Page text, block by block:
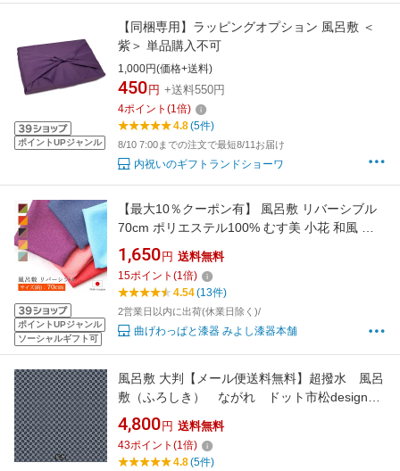
ポイントUPジャンル
【同梱専用】ラッピングオプション 風呂敷 ＜
紫＞ 単品購入不可
1,000円(価格+送料)
450 円 +送料550円
4ポイント (1倍)
4.8(5件)
8/10 7:00までの注文で最短8/11お届け
内祝いのギフトランドショーワ
ポイントUPジャンル
ソーシャルギフト可
【最大10％クーポン有】 風呂敷 リバーシブル
70cm ポリエステル100% むす美 小花 和風 お
弁当包み 送料無料
1,650 円 送料無料
15ポイント (1倍)
4.54(13件)
2営業日以内に出荷(休業日除く)/
曲げわっぱと漆器 みよし漆器本舗
風呂敷 大判【メール便送料無料】超撥水 風呂
敷（ふろしき） ながれ ドット市松designed
by 朝倉染布(株)（125×125cm乱）【日本製 御
祝 内祝 ギフト 贈り物 アウトドア 防災】
4,800 円 送料無料
43ポイント (1倍)
4.8(5件)